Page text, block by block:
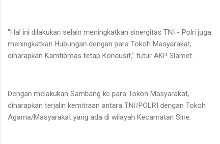
"Hal ini dilakukan selain meningkatkan sinergitas TNI - Polri juga
meningkatkan Hubungan dengan para Tokoh Masyarakat,
diharapkan Kamtibmas tetap Kondusif," tutur AKP Slamet.
Dengan melakukan Sambang ke para Tokoh Masyarakat,
diharapkan terjalin kemitraan antara TNI/POLRI dengan Tokoh
Agama/Masyarakat yang ada di wilayah Kecamatan Sine.